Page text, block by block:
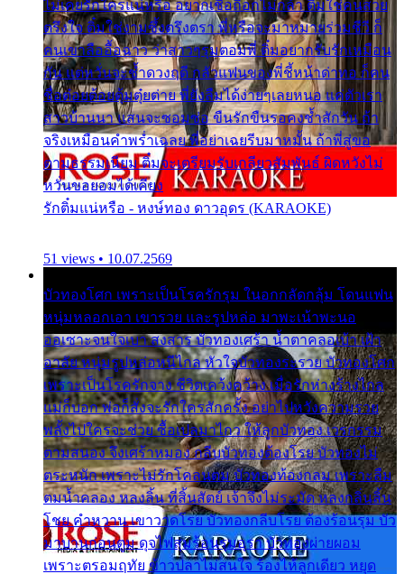
ไม่เคยรักใครแน่หรือ อยากเชื่อถือก็ไม่กล้า ติ๋มใช่คนสวย
ตรึงใจ ติ๋มใช่งามซึ้งตรึงตรา พี่หรือจะมาหมายร่วมชีวี ก็
คนเขาลืออื้อฉาว ว่าสาวๆรุมตอมพี่ ติ๋มอยากรับรักเหมือน
กัน แต่หวั่นจะช้ำดวงฤดี กลัวแฟนของพี่ชี้หน้าด่าทอ ก็คน
ชื่อต๋อยต้อยตุ้มตุ๋ยต่าย พี่ยังลืมได้ง่ายๆเลยหนอ แค่ตัวเรา
สาวบ้านนา แสนจะซอมซ่อ ขืนรักขืนรอคงช้ำสักวัน ถ้า
จริงเหมือนคำพร่ำเฉลย พี่อย่าเฉยรีบมาหมั้น ถ้าพี่สู่ขอ
ตามธรรมเนียม ติ๋มจะเตรียมรับเกลียวสัมพันธ์ ผิดหวังไม่
หวั่นขอยอมได้เคียง
รักติ๋มแน่หรือ - หงษ์ทอง ดาวอุดร (KARAOKE)
51 views • 10.07.2569
บัวทองโศก เพราะเป็นโรครักรุม ในอกกลัดกลุ้ม โดนแฟน
หนุ่มหลอกเอา เขารวย และรูปหล่อ มาพะเน้าพะนอ
ออเซาะจนใจเบา สงสาร บัวทองเศร้า น้ำตาคลอเบ้า เฝ้า
อาลัย หนุ่มรูปหล่อหนีไกล หัวใจบัวทองระรวย บัวทองโศก
เพราะเป็นโรครักจาง ชีวิตเคว้งคว้าง เมื่อรักห่างร้างไกล
แม่ก็บอก พ่อก็สั่งจะรักใครสักครั้ง อย่าไปหวังความรวย
พลั้งไปใครจะช่วย ซื้อเปลมาไกว ให้ลูกบัวทอง เวรกรรม
ตามสนอง จึงเศร้าหมอง กลีบบัวทองต้องโรย บัวทองไม่
ตระหนัก เพราะไม่รักโคลนตม บัวทองท้องกลม เพราะลืม
ตมน้ำคลอง หลงลิ้น ที่สิ้นสัตย์ เจ้าจึงไม่ระมัด หลงกลิ่นลิ้น
โชย คำหวาน เขาวาดโรย บัวทองกลีบโรย ต้องร้อนรุม บัว
มาบานก่อนตูม ดุจไฟสุมร้อนรุมอุรา บัวทองผ่ายผอม
เพราะตรอมฤทัย ข้าวปลาไม่สนใจ ร้องไห้ลูกเดียว หยุด